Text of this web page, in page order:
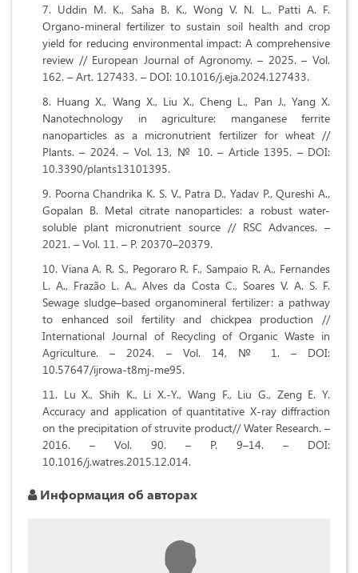
Uddin M. K., Saha B. K., Wong V. N. L., Patti A. F.
Organo-mineral fertilizer to sustain soil health and crop
yield for reducing environmental impact: A comprehensive
review // European Journal of Agronomy. – 2025. – Vol.
162. – Art. 127433. – DOI: 10.1016/j.eja.2024.127433.
Huang X., Wang X., Liu X., Cheng L., Pan J., Yang X.
Nanotechnology in agriculture: manganese ferrite
nanoparticles as a micronutrient fertilizer for wheat //
Plants. – 2024. – Vol. 13, № 10. – Article 1395. – DOI:
10.3390/plants13101395.
Poorna Chandrika K. S. V., Patra D., Yadav P., Qureshi A.,
Gopalan B. Metal citrate nanoparticles: a robust water-
soluble plant micronutrient source // RSC Advances. –
2021. – Vol. 11. – P. 20370–20379.
Viana A. R. S., Pegoraro R. F., Sampaio R. A., Fernandes
L. A., Frazão L. A., Alves da Costa C., Soares V. A. S. F.
Sewage sludge–based organomineral fertilizer: a pathway
to enhanced soil fertility and chickpea production //
International Journal of Recycling of Organic Waste in
Agriculture. – 2024. – Vol. 14, № 1. – DOI:
10.57647/ijrowa-t8mj-me95.
Lu X., Shih K., Li X.-Y., Wang F., Liu G., Zeng E. Y.
Accuracy and application of quantitative X-ray diffraction
on the precipitation of struvite product// Water Research. –
2016. – Vol. 90. – P. 9–14. – DOI:
10.1016/j.watres.2015.12.014.
Информация об авторах